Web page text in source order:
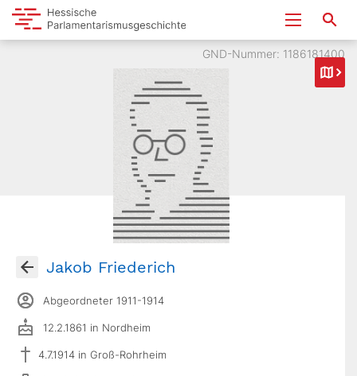
GND-Nummer: 1186181400
Jakob Friederich
Abgeordneter 1911-1914
12.2.1861 in Nordheim
4.7.1914 in Groß-Rohrheim